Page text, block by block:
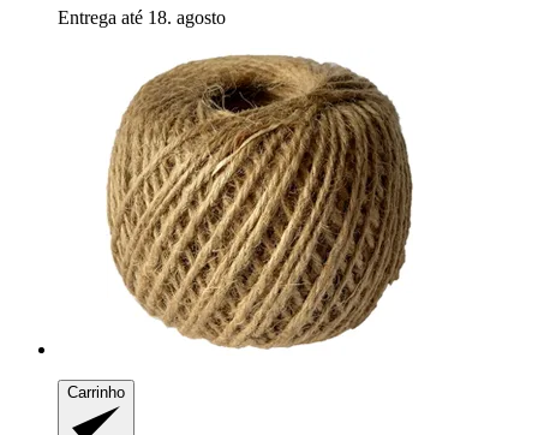
Entrega até 18. agosto
Carrinho